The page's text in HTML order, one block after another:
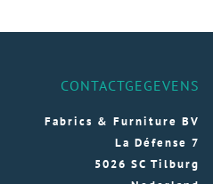
CONTACTGEGEVENS
Fabrics & Furniture BV
La Défense 7
5026 SC Tilburg